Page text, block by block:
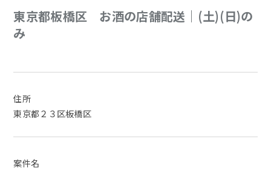
東京都板橋区 お酒の店舗配送｜(土)(日)の
み
住所
東京都２３区板橋区
案件名